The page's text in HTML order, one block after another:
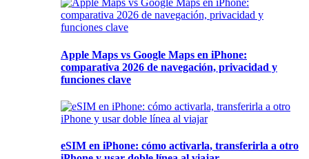
Apple Maps vs Google Maps en iPhone:
comparativa 2026 de navegación, privacidad y
funciones clave
eSIM en iPhone: cómo activarla, transferirla a otro